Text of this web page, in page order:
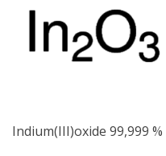
Indium(III)oxide 99,999 %